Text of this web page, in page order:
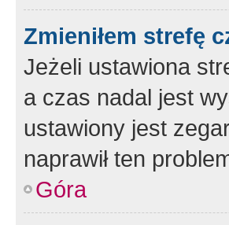
Zmieniłem strefę
Jeżeli ustawiona
a czas nadal jest
ustawiony jest
naprawił ten
Góra